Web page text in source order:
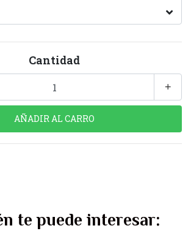
Cantidad
+
te puede interesar: